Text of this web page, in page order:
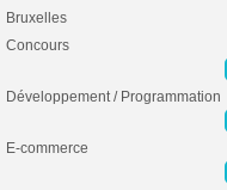
Bruxelles
Concours
Développement / Programmation
E-commerce